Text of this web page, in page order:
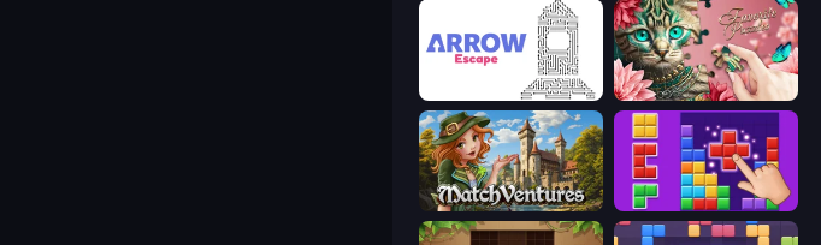
Arrow Escape Favorite Puzzles
MatchVentures BlockBuster Puzzle